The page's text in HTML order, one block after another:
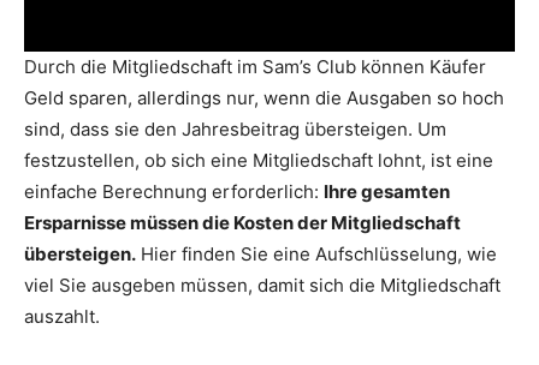
Durch die Mitgliedschaft im Sam’s Club können Käufer
Geld sparen, allerdings nur, wenn die Ausgaben so hoch
sind, dass sie den Jahresbeitrag übersteigen. Um
festzustellen, ob sich eine Mitgliedschaft lohnt, ist eine
einfache Berechnung erforderlich: Ihre gesamten
Ersparnisse müssen die Kosten der Mitgliedschaft
übersteigen. Hier finden Sie eine Aufschlüsselung, wie
viel Sie ausgeben müssen, damit sich die Mitgliedschaft
auszahlt.